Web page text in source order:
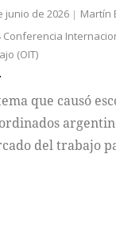
junio de 2026 Martín
Conferencia
(OIT)
que causó
del trabajo